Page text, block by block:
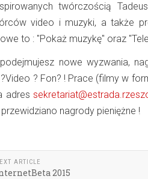
twórczością
video i muzyki, a także
to : "Pokaż muzykę" oraz
nowe wyzwania,
? Fon? ! Prace (filmy w
adres
nagrody pieniężne !
ARTICLE
2015